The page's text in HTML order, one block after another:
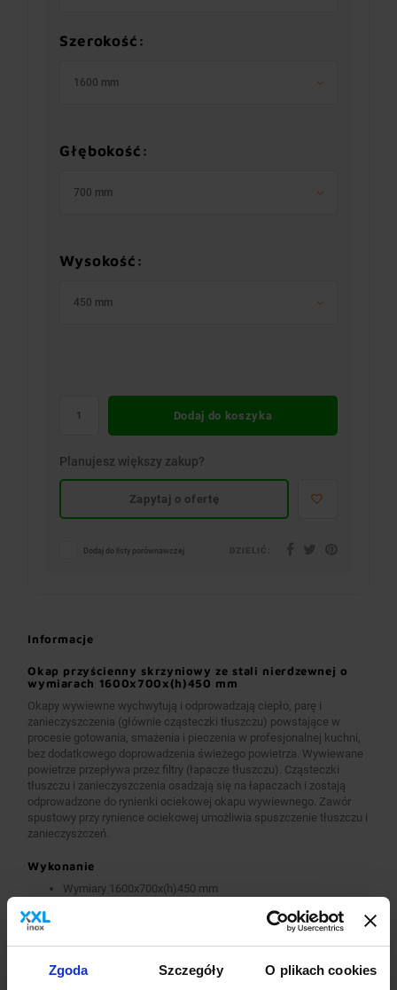
Zgoda Szczegóły O plikach cookies
Szerokość:
1600 mm
Głębokość:
700 mm
Wysokość:
450 mm
Dodaj do koszyka
Planujesz większy zakup?
Zapytaj o ofertę
Dodaj do listy porównawczej
Informacje
Okap przyścienny skrzyniowy ze stali nierdzewnej o
wymiarach 1600x700x(h)450 mm
Okapy wywiewne wychwytują i odprowadzają ciepło, parę i
zanieczyszczenia (głównie cząsteczki tłuszczu) powstające w
procesie gotowania, smażenia i pieczenia w profesjonalnej kuchni,
bez dodatkowego doprowadzenia świeżego powietrza. Wywiewane
powietrze przepływa przez filtry (łapacze tłuszczu). Cząsteczki
tłuszczu i zanieczyszczenia osadzają się na łapaczach i zostają
odprowadzone do rynienki ociekowej okapu wywiewnego. Zawór
spustowy przy rynience ociekowej umożliwia spuszczenie tłuszczu i
zanieczyszczeń.
Wykonanie
Wymiary 1600x700x(h)450 mm
Okapy wywiewne o wymiarach A>2600 mm wykonane są w
wersji łączonej (skręcanej) z dwóch lub więcej przelotowych
Okapy wyposażone są w system otworów i zawiesi